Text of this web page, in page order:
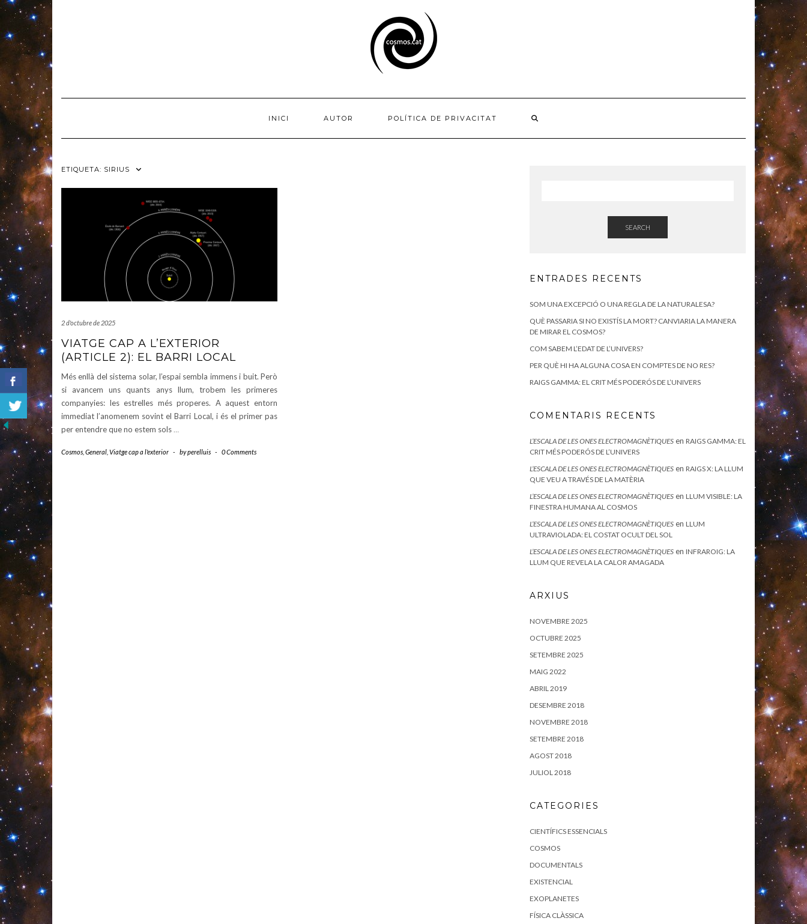
Skip
INICI AUTOR POLÍTICA DE PRIVACITAT
ETIQUETA: SIRIUS
2 d'octubre de 2025
VIATGE CAP A L’EXTERIOR
(ARTICLE 2): EL BARRI LOCAL
Més enllà del sistema solar, l’espai sembla immens i buit. Però
si avancem uns quants anys llum, trobem les primeres
companyies: les estrelles més properes. A aquest entorn
immediat l’anomenem sovint el Barri Local, i és el primer pas
per entendre que no estem sols…
Cosmos General Viatge cap a l'exterior - byperelluis - 0 Comments
SEARCH
ENTRADES RECENTS
SOM UNA EXCEPCIÓ O UNA REGLA DE LA NATURALESA?
QUÈ PASSARIA SI NO EXISTÍS LA MORT? CANVIARIA LA MANERA
DE MIRAR EL COSMOS?
COM SABEM L’EDAT DE L’UNIVERS?
PER QUÈ HI HA ALGUNA COSA EN COMPTES DE NO RES?
RAIGS GAMMA: EL CRIT MÉS PODERÓS DE L’UNIVERS
COMENTARIS RECENTS
L’ESCALA DE LES ONES ELECTROMAGNÈTIQUES en RAIGS GAMMA: EL
CRIT MÉS PODERÓS DE L’UNIVERS
L’ESCALA DE LES ONES ELECTROMAGNÈTIQUES en RAIGS X: LA LLUM
QUE VEU A TRAVÉS DE LA MATÈRIA
L’ESCALA DE LES ONES ELECTROMAGNÈTIQUES en LLUM VISIBLE: LA
FINESTRA HUMANA AL COSMOS
L’ESCALA DE LES ONES ELECTROMAGNÈTIQUES en LLUM
ULTRAVIOLADA: EL COSTAT OCULT DEL SOL
L’ESCALA DE LES ONES ELECTROMAGNÈTIQUES en INFRAROIG: LA
LLUM QUE REVELA LA CALOR AMAGADA
ARXIUS
NOVEMBRE 2025
OCTUBRE 2025
SETEMBRE 2025
MAIG 2022
ABRIL 2019
DESEMBRE 2018
NOVEMBRE 2018
SETEMBRE 2018
AGOST 2018
JULIOL 2018
CATEGORIES
CIENTÍFICS ESSENCIALS
COSMOS
DOCUMENTALS
EXISTENCIAL
EXOPLANETES
FÍSICA CLÀSSICA